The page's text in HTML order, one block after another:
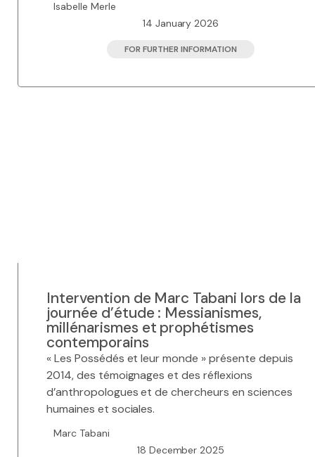
Isabelle Merle
14 January 2026
FOR FURTHER INFORMATION
Intervention de Marc Tabani lors de la
journée d’étude : Messianismes,
millénarismes et prophétismes
contemporains
« Les Possédés et leur monde » présente depuis
2014, des témoignages et des réflexions
d’anthropologues et de chercheurs en sciences
humaines et sociales.
Marc Tabani
18 December 2025